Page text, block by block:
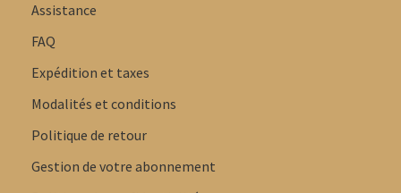
Assistance
FAQ
Expédition et taxes
Modalités et conditions
Politique de retour
Gestion de votre abonnement